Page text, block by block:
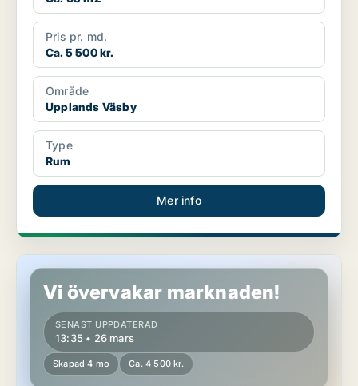
Pris pr. md.
Ca. 5 500 kr.
Område
Upplands Väsby
Type
Rum
Mer info
Rum i Upplands Väsby
Vi övervakar marknaden!
SENAST UPPDATERAD
13:35 • 26 mars
Skapad 4 mo Ca. 4 500 kr.